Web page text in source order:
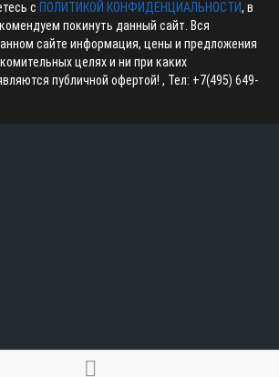
с ПОЛИТИКОЙ КОНФИДЕНЦИАЛЬНОСТИ, в
покинуть данный сайт. Вся
сайте информация, цены и предложения
целях и ни при каких
публичной офертой! , Тел: +7(495) 649-